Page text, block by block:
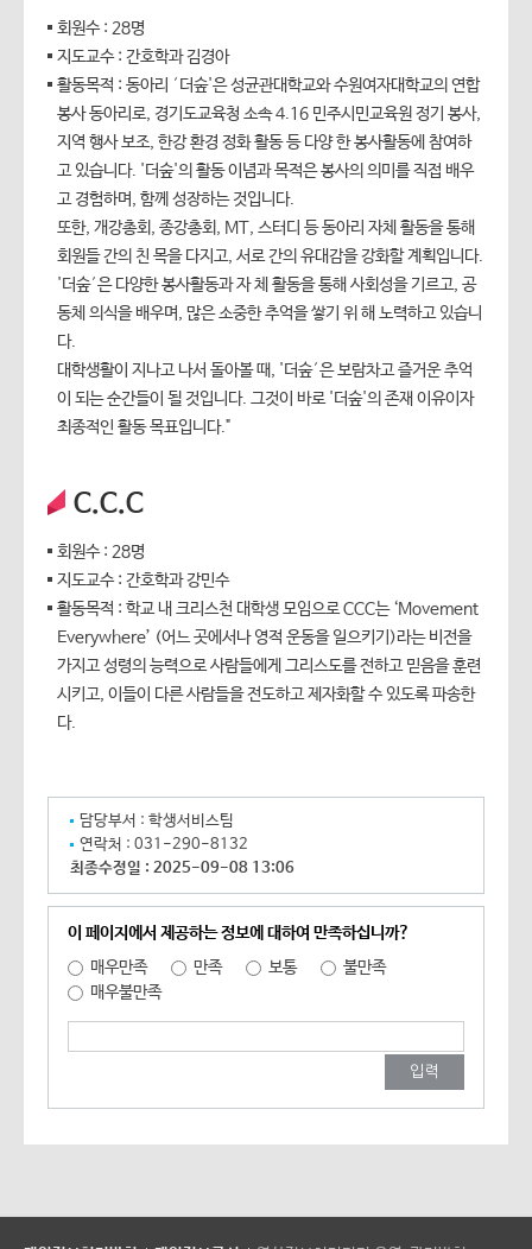
회원수 : 28명
지도교수 : 간호학과 김경아
활동목적 : 동아리 ′더숲'은 성균관대학교와 수원여자대학교의 연합
봉사 동아리로, 경기도교육청 소속 4.16 민주시민교육원 정기 봉사,
지역 행사 보조, 한강 환경 정화 활동 등 다양 한 봉사활동에 참여하
고 있습니다. '더숲'의 활동 이념과 목적은 봉사의 의미를 직접 배우
고 경험하며, 함께 성장하는 것입니다.
또한, 개강총회, 종강총회, MT, 스터디 등 동아리 자체 활동을 통해
회원들 간의 친 목을 다지고, 서로 간의 유대감을 강화할 계획입니다.
'더숲′은 다양한 봉사활동과 자 체 활동을 통해 사회성을 기르고, 공
동체 의식을 배우며, 많은 소중한 추억을 쌓기 위 해 노력하고 있습니
다.
대학생활이 지나고 나서 돌아볼 때, '더숲′은 보람차고 즐거운 추억
이 되는 순간들이 될 것입니다. 그것이 바로 '더숲'의 존재 이유이자
최종적인 활동 목표입니다."
C.C.C
회원수 : 28명
지도교수 : 간호학과 강민수
활동목적 : 학교 내 크리스천 대학생 모임으로 CCC는 ‘Movement
Everywhere’ (어느 곳에서나 영적 운동을 일으키기)라는 비전을
가지고 성령의 능력으로 사람들에게 그리스도를 전하고 믿음을 훈련
시키고, 이들이 다른 사람들을 전도하고 제자화할 수 있도록 파송한
다.
담당부서 : 학생서비스팀
연락처 : 031-290-8132
최종수정일 : 2025-09-08 13:06
이 페이지에서 제공하는 정보에 대하여 만족하십니까?
매우만족
만족 보통
불만족
매우불만족